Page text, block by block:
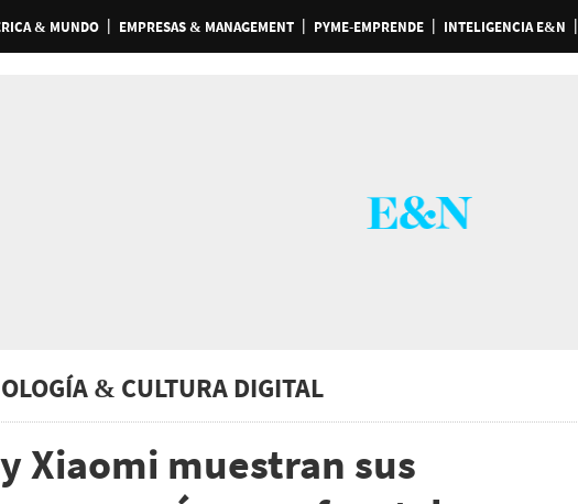
& MUNDO EMPRESAS & MANAGEMENT PYME-EMPRENDE INTELIGENCIA E&N
& CULTURA DIGITAL
Xiaomi muestran sus